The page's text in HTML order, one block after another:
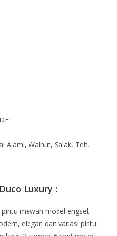
Alami, Walnut, Salak, Teh,
Luxury :
mewah model engsel.
elegan dan variasi pintu.